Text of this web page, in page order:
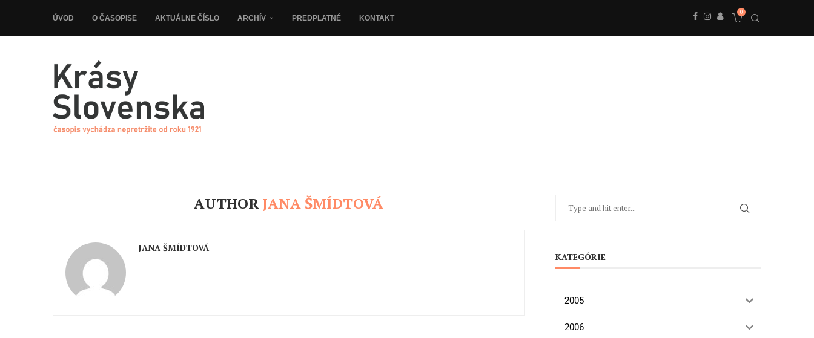
ÚVOD O ČASOPISE AKTUÁLNE ČÍSLO ARCHÍV PREDPLATNÉ KONTAKT
0
AUTHOR JANA ŠMÍDTOVÁ
JANA ŠMÍDTOVÁ
KATEGÓRIE
2005
2006